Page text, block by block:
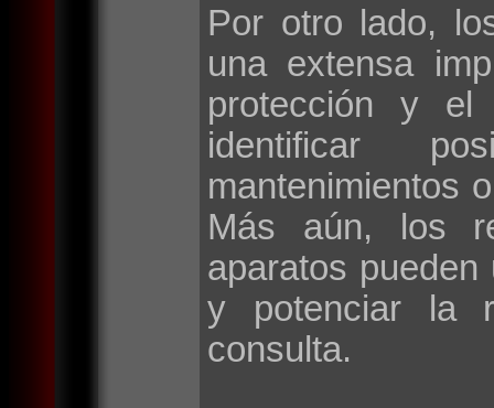
Por otro lado,
una extensa
protección y el
identificar
mantenimientos
Más aún, los
aparatos
y potenciar la
consulta.